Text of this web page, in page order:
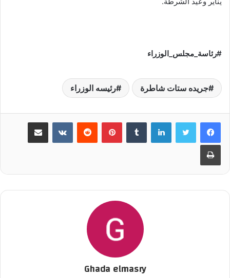
#رئاسة_مجلس_الوزراء
جريده ستات شاطرة رئيسه الوزراء
لينكدإن بينتيريست
Ghada elmasry